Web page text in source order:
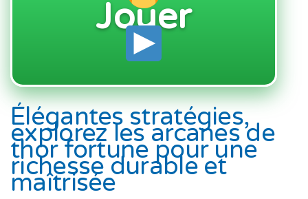
Jouer
Élégantes stratégies,
explorez les arcanes de
thor fortune pour une
richesse durable et
maîtrisée